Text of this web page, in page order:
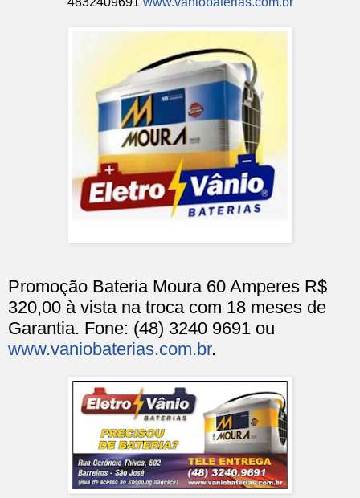
Promoção Bateria Moura 60 Amperes R$
320,00 à vista na troca com 18 meses de
Garantia. Fone: (48) 3240 9691 ou
www.vaniobaterias.com.br.